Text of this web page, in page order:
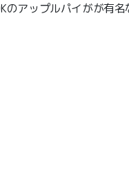
のアップルパイがが有